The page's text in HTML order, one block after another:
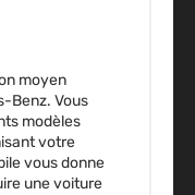
moyen
Benz. Vous
modèles
votre
vous donne
une voiture